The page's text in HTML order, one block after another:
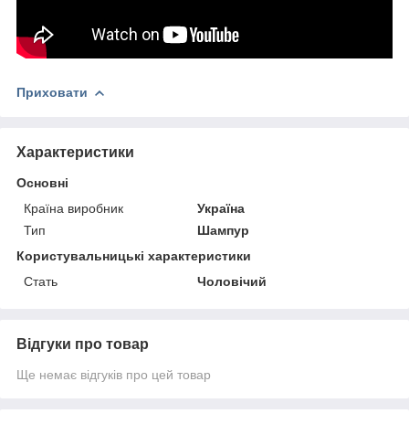
Приховати
Характеристики
Основні
Країна виробник
Україна
Тип
Шампур
Користувальницькі характеристики
Стать
Чоловічий
Відгуки про товар
Ще немає відгуків про цей товар